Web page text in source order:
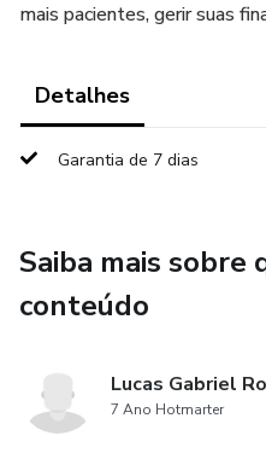
mais pacientes, gerir suas
Detalhes
Garantia de 7 dias
Saiba mais sobre
conteúdo
Lucas Gabriel
7 Ano Hotmarter